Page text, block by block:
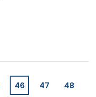
46 47
48